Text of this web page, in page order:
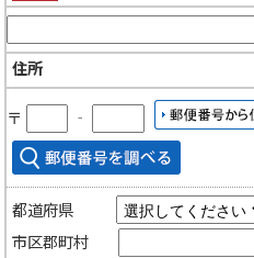
住所
〒 ‐
都道府県
市区郡町村